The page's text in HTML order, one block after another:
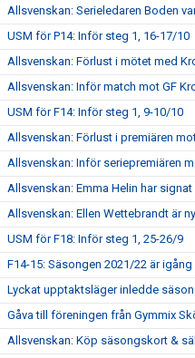
Allsvenskan: Serieledaren Boden
USM för P14: Inför steg 1, 16-17/10
Allsvenskan: Förlust i mötet med
Allsvenskan: Inför match mot GF
USM för F14: Inför steg 1, 9-10/10
Allsvenskan: Förlust i premiären
Allsvenskan: Inför seriepremiären
Allsvenskan: Emma Helin har
Allsvenskan: Ellen Wettebrandt är
USM för F18: Inför steg 1, 25-26/9
F14-15: Säsongen 2021/22 är igång
Lyckat upptaktsläger inledde
Gåva till föreningen från Gymmix
Allsvenskan: Köp säsongskort &